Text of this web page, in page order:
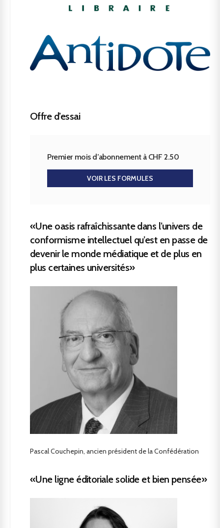
Offre d’essai
Premier mois d’abonnement à CHF 2.50
VOIR LES FORMULES
«Une oasis rafraîchissante dans l’univers de
conformisme intellectuel qu’est en passe de
devenir le monde médiatique et de plus en
plus certaines universités»
Pascal Couchepin, ancien président de la Confédération
«Une ligne éditoriale solide et bien pensée»